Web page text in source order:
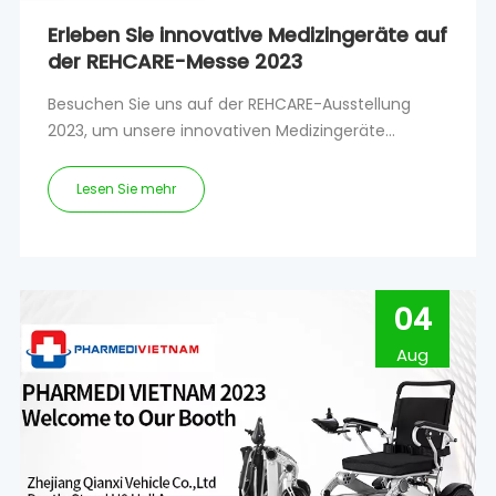
Erleben Sie innovative Medizingeräte auf
der REHCARE-Messe 2023
Besuchen Sie uns auf der REHCARE-Ausstellung
2023, um unsere innovativen Medizingeräte
Branche revolutionieren.
Lesen Sie mehr
04
Aug